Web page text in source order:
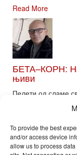
To provide the best
and/or access device
allow us to process
Read More
БЕТА–КОРН:
њиви
Пелети од сламе
потрошачима.